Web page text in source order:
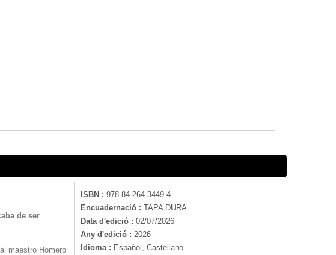
ISBN : 978-84-264-3449-4
Encuadernació : TAPA DURA
Data d'edició : 02/07/2026
Any d'edició : 2026
Idioma : Español, Castellano
de ser
maestro Homero